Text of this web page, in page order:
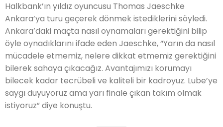
Halkbank’ın yıldız oyuncusu Thomas Jaeschke
Ankara’ya turu geçerek dönmek istediklerini söyledi.
Ankara’daki maçta nasıl oynamaları gerektiğini bilip
öyle oynadıklarını ifade eden Jaeschke, “Yarın da nasıl
mücadele etmemiz, nelere dikkat etmemiz gerektiğini
bilerek sahaya çıkacağız. Avantajımızı korumayı
bilecek kadar tecrübeli ve kaliteli bir kadroyuz. Lube’ye
saygı duyuyoruz ama yarı finale çıkan takım olmak
istiyoruz” diye konuştu.